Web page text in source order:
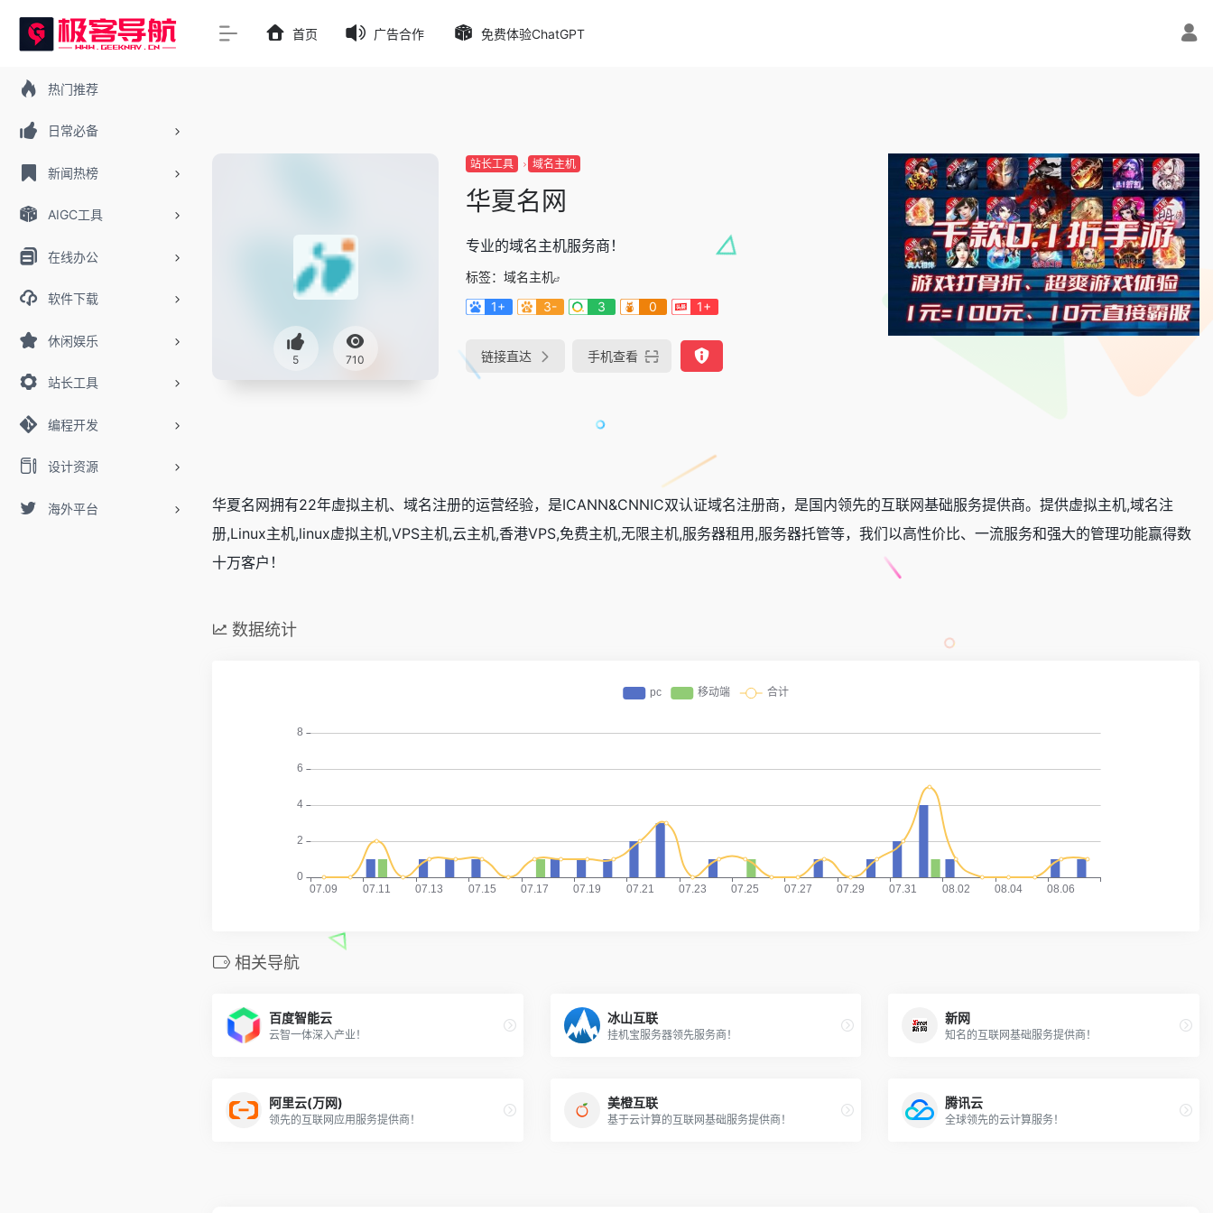
热门推荐
日常必备
新闻热榜
AIGC工具
在线办公
软件下载
休闲娱乐
站长工具
编程开发
设计资源
海外平台
首页 广告合作 免费体验ChatGPT
5 710
站长工具 域名主机
华夏名网
专业的域名主机服务商！
标签： 域名主机
1+
3- 3 0 1+
链接直达 手机查看
华夏名网拥有22年虚拟主机、域名注册的运营经验，是ICANN&CNNIC双认证域名注册商，是国内领先的互联网基础服务提供商。提供虚拟主机,域名注
册,Linux主机,linux虚拟主机,VPS主机,云主机,香港VPS,免费主机,无限主机,服务器租用,服务器托管等，我们以高性价比、一流服务和强大的管理功能赢得数
十万客户！
数据统计
相关导航
百度智能云
云智一体深入产业！
冰山互联
挂机宝服务器领先服务商！
新网
知名的互联网基础服务提供商！
阿里云(万网)
领先的互联网应用服务提供商！
美橙互联
基于云计算的互联网基础服务提供商！
腾讯云
全球领先的云计算服务！